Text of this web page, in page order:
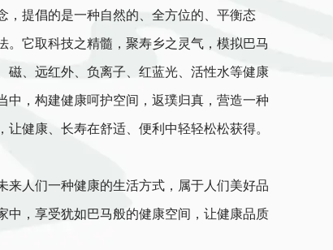
提倡的是一种自然的、全方位的、平衡态
。它取科技之精髓，聚寿乡之灵气，模拟巴马
磁、远红外、负离子、红蓝光、活性水等健康
中，构建健康呵护空间，返璞归真，营造一种
让健康、长寿在舒适、便利中轻轻松松获得。
人们一种健康的生活方式，属于人们美好品
中，享受犹如巴马般的健康空间，让健康品质